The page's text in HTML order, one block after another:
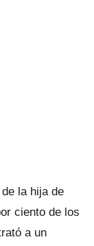
la hija de
ciento de los
a un